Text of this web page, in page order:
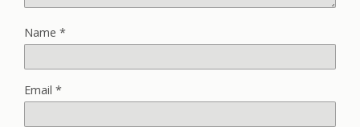
Name *
Email *